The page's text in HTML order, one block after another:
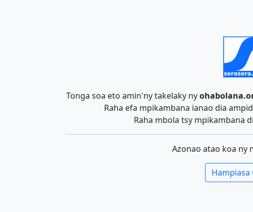
Tonga soa eto amin'ny takelaky ny
Raha efa mpikambana ianao dia
Raha mbola tsy mpikambana
Azonao atao koa ny
Hampiasa